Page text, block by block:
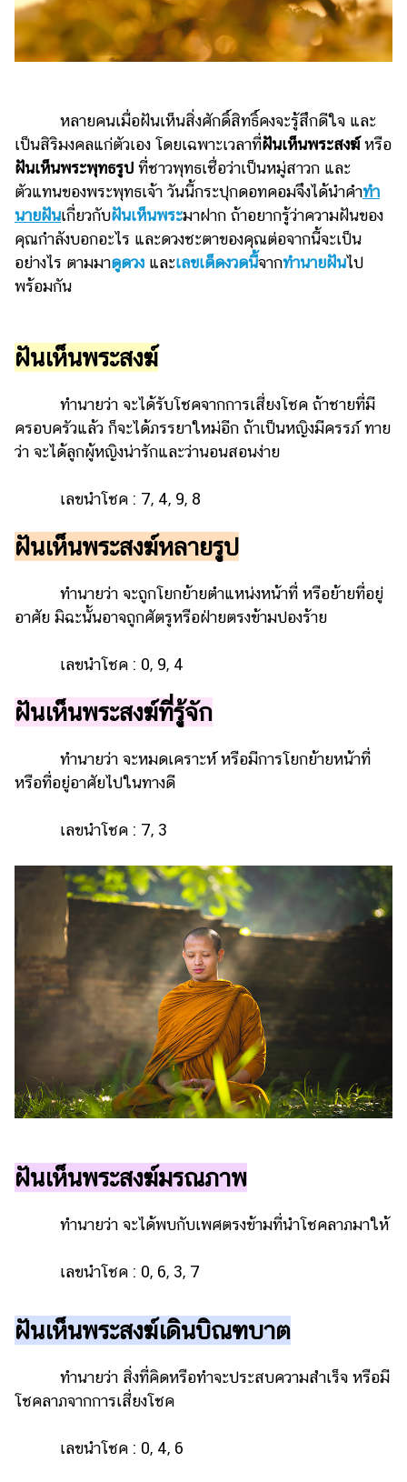
ผู้ชาย
สุขภาพ
สูตร
อาหาร
ง่ายๆ
ช้อป
ปิ้ง
รถยนต์
และ
การ
ถือ
น้ำมัน
ไร
แม่
สัตว์
บริการ
แอปฯ
กระปุก
คอร์ส
ออนไลน์
ออนไลน์
ติดต่อ
แจ้ง
ปัญหา
หลายคนเมื่อฝันเห็นสิ่งศักดิ์สิทธิ์คงจะรู้สึกดีใจ และ
เป็นสิริมงคลแก่ตัวเอง โดยเฉพาะเวลาที่ฝันเห็นพระสงฆ์หรือ
ฝันเห็นพระพุทธรูป ที่ชาวพุทธเชื่อว่าเป็นหมู่สาวก และ
ตัวแทนของพระพุทธเจ้า วันนี้กระปุกดอทคอมจึงได้นำคำทํา
นายฝันเกี่ยวกับฝันเห็นพระมาฝาก ถ้าอยากรู้ว่าความฝันของ
คุณกำลังบอกอะไร และดวงชะตาของคุณต่อจากนี้จะเป็น
อย่างไร ตามมาดูดวง และเลขเด็ดงวดนี้จากทำนายฝันไป
พร้อมกัน
ฝันเห็นพระสงฆ์
ทำนายว่า จะได้รับโชคจากการเสี่ยงโชค ถ้าชายที่มี
ครอบครัวแล้ว ก็จะได้ภรรยาใหม่อีก ถ้าเป็นหญิงมีครรภ์ ทาย
ว่า จะได้ลูกผู้หญิงน่ารักและว่านอนสอนง่าย
เลขนำโชค : 7, 4, 9, 8
ฝันเห็นพระสงฆ์หลายรูป
ทำนายว่า จะถูกโยกย้ายตำแหน่งหน้าที่ หรือย้ายที่อยู่
อาศัย มิฉะนั้นอาจถูกศัตรูหรือฝ่ายตรงข้ามปองร้าย
เลขนำโชค : 0, 9, 4
ฝันเห็นพระสงฆ์ที่รู้จัก
ทำนายว่า จะหมดเคราะห์ หรือมีการโยกย้ายหน้าที่
หรือที่อยู่อาศัยไปในทางดี
เลขนำโชค : 7, 3
ฝันเห็นพระสงฆ์มรณภาพ
ทำนายว่า จะได้พบกับเพศตรงข้ามที่นำโชคลาภมาให้
เลขนำโชค : 0, 6, 3, 7
ฝันเห็นพระสงฆ์เดินบิณฑบาต
ทำนายว่า สิ่งที่คิดหรือทำจะประสบความสำเร็จ หรือมี
โชคลาภจากการเสี่ยงโชค
เลขนำโชค : 0, 4, 6